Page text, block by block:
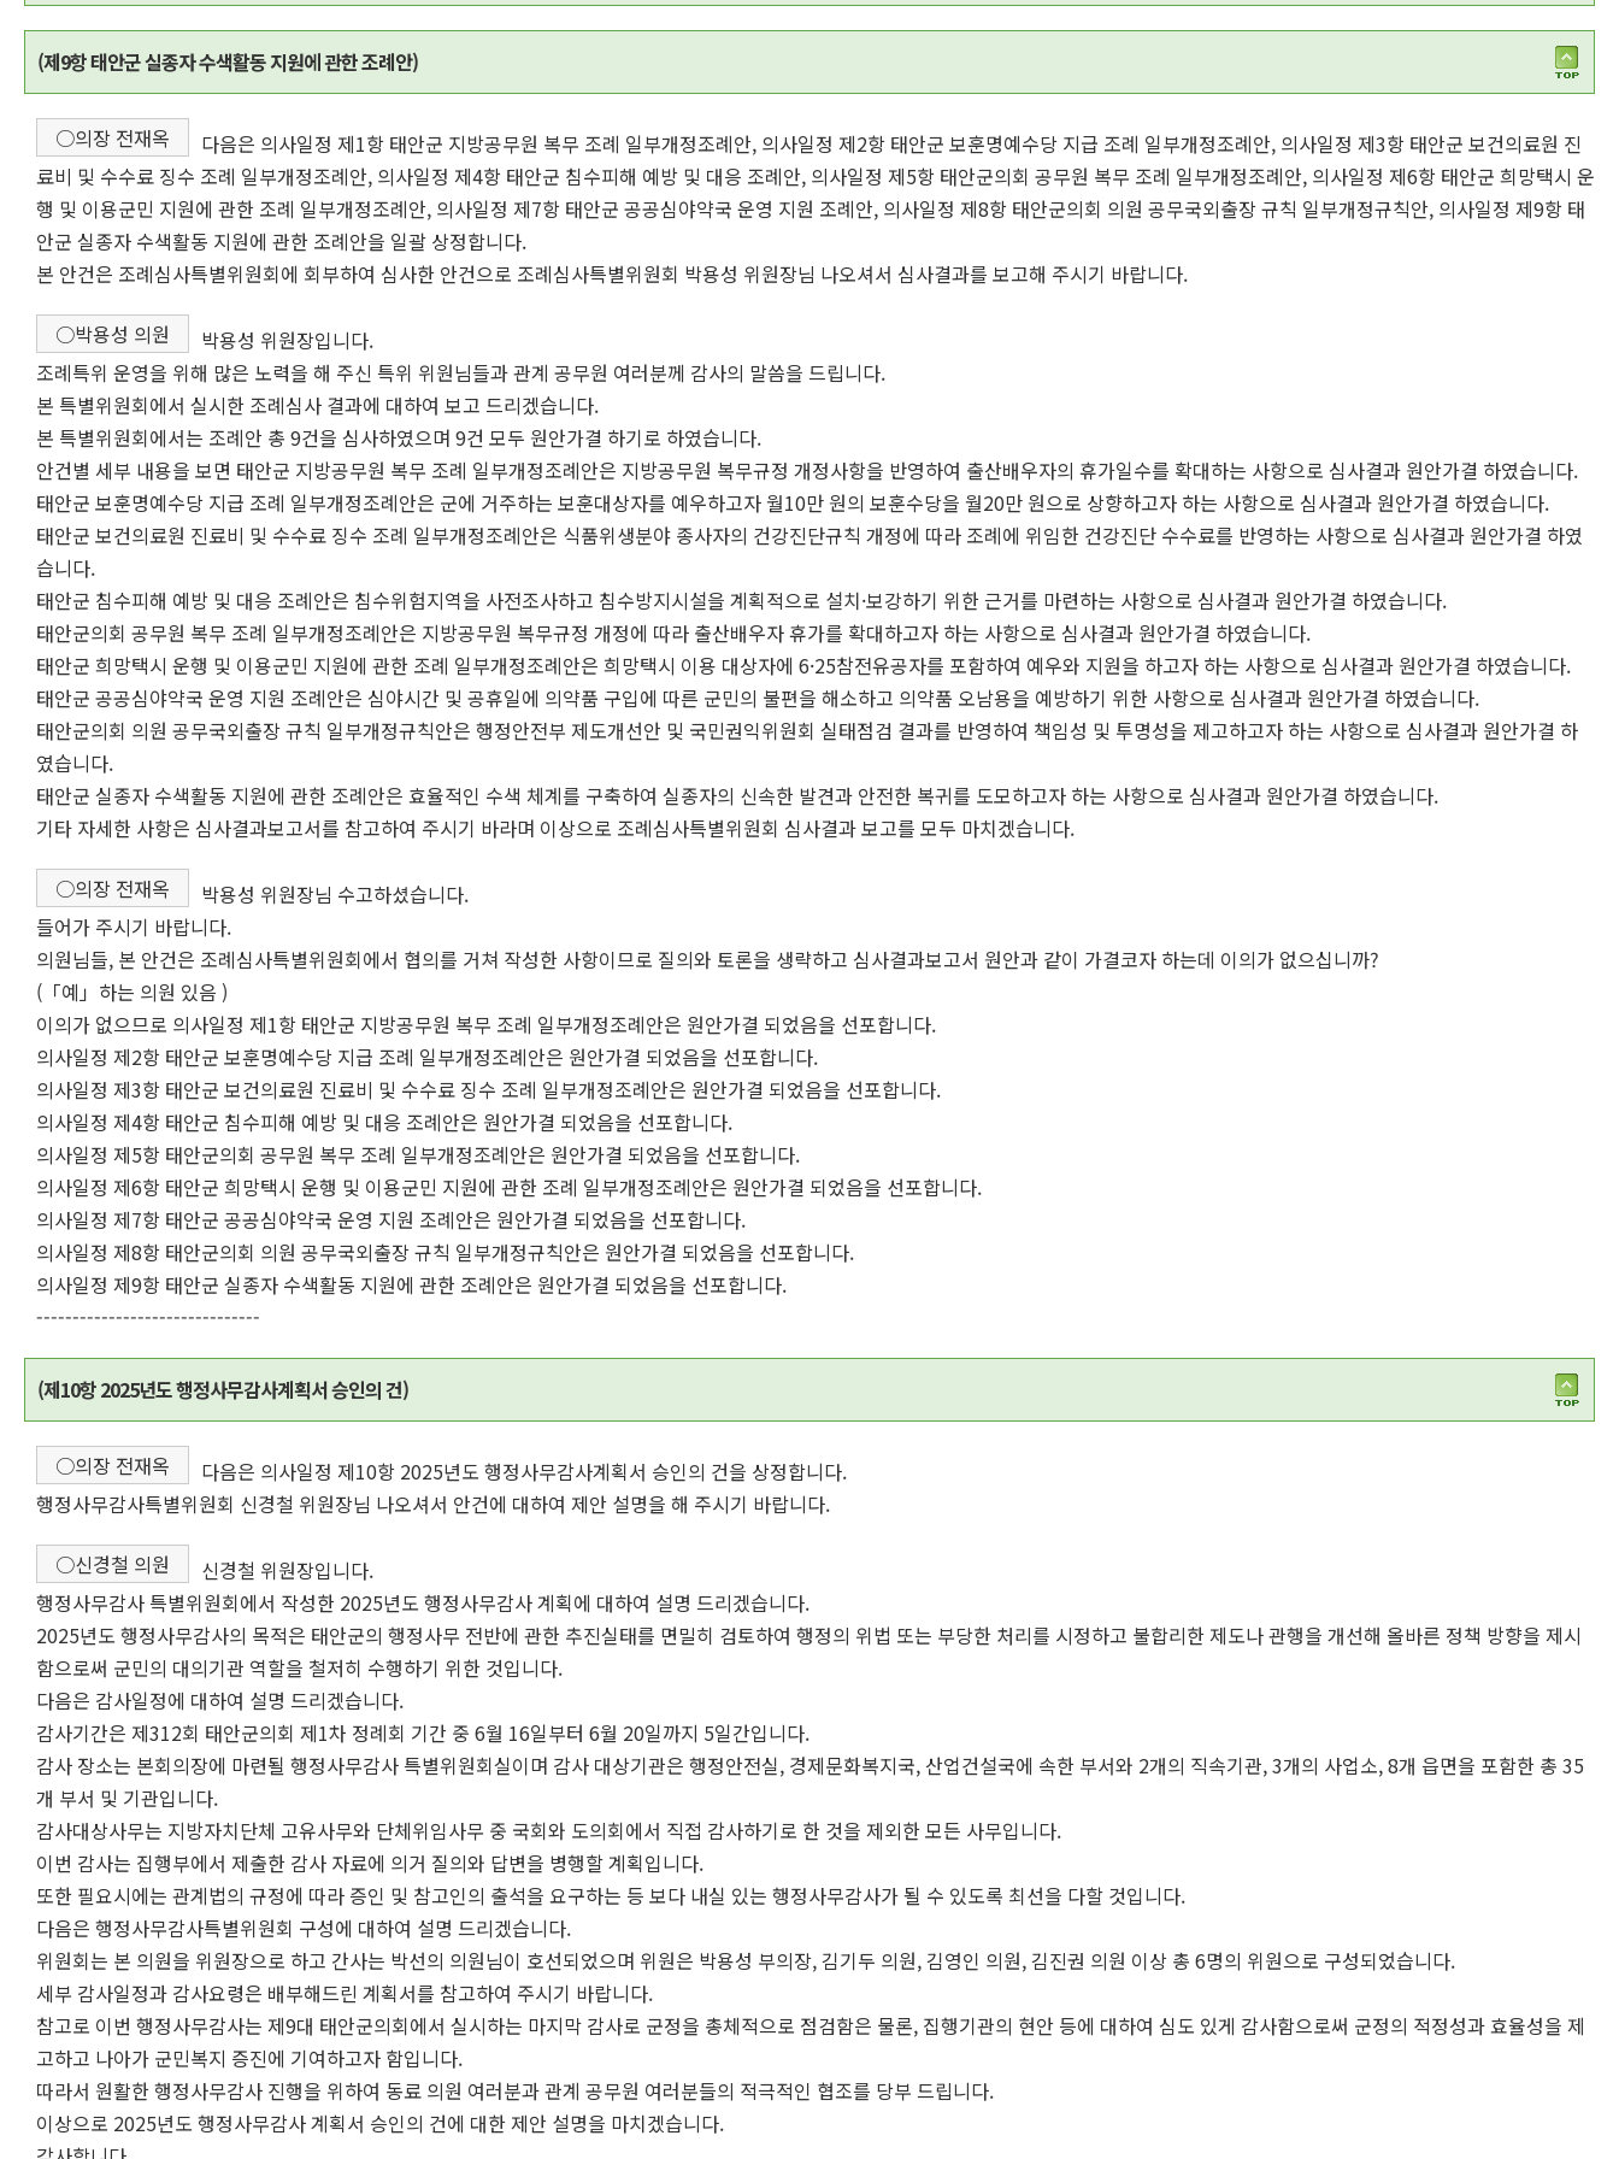
(제9항 태안군 실종자 수색활동 지원에 관한 조례안)
○의장 전재옥
다음은 의사일정 제1항 태안군 지방공무원 복무 조례 일부개정조례안, 의사일정 제2항 태안군 보훈명예수당 지급 조례 일부개정조례안, 의사일정 제3항 태안군 보건의료원 진
료비 및 수수료 징수 조례 일부개정조례안, 의사일정 제4항 태안군 침수피해 예방 및 대응 조례안, 의사일정 제5항 태안군의회 공무원 복무 조례 일부개정조례안, 의사일정 제6항 태안군 희망택시 운
행 및 이용군민 지원에 관한 조례 일부개정조례안, 의사일정 제7항 태안군 공공심야약국 운영 지원 조례안, 의사일정 제8항 태안군의회 의원 공무국외출장 규칙 일부개정규칙안, 의사일정 제9항 태
안군 실종자 수색활동 지원에 관한 조례안을 일괄 상정합니다.
본 안건은 조례심사특별위원회에 회부하여 심사한 안건으로 조례심사특별위원회 박용성 위원장님 나오셔서 심사결과를 보고해 주시기 바랍니다.
○박용성 의원
박용성 위원장입니다.
조례특위 운영을 위해 많은 노력을 해 주신 특위 위원님들과 관계 공무원 여러분께 감사의 말씀을 드립니다.
본 특별위원회에서 실시한 조례심사 결과에 대하여 보고 드리겠습니다.
본 특별위원회에서는 조례안 총 9건을 심사하였으며 9건 모두 원안가결 하기로 하였습니다.
안건별 세부 내용을 보면 태안군 지방공무원 복무 조례 일부개정조례안은 지방공무원 복무규정 개정사항을 반영하여 출산배우자의 휴가일수를 확대하는 사항으로 심사결과 원안가결 하였습니다.
태안군 보훈명예수당 지급 조례 일부개정조례안은 군에 거주하는 보훈대상자를 예우하고자 월10만 원의 보훈수당을 월20만 원으로 상향하고자 하는 사항으로 심사결과 원안가결 하였습니다.
태안군 보건의료원 진료비 및 수수료 징수 조례 일부개정조례안은 식품위생분야 종사자의 건강진단규칙 개정에 따라 조례에 위임한 건강진단 수수료를 반영하는 사항으로 심사결과 원안가결 하였
습니다.
태안군 침수피해 예방 및 대응 조례안은 침수위험지역을 사전조사하고 침수방지시설을 계획적으로 설치·보강하기 위한 근거를 마련하는 사항으로 심사결과 원안가결 하였습니다.
태안군의회 공무원 복무 조례 일부개정조례안은 지방공무원 복무규정 개정에 따라 출산배우자 휴가를 확대하고자 하는 사항으로 심사결과 원안가결 하였습니다.
태안군 희망택시 운행 및 이용군민 지원에 관한 조례 일부개정조례안은 희망택시 이용 대상자에 6·25참전유공자를 포함하여 예우와 지원을 하고자 하는 사항으로 심사결과 원안가결 하였습니다.
태안군 공공심야약국 운영 지원 조례안은 심야시간 및 공휴일에 의약품 구입에 따른 군민의 불편을 해소하고 의약품 오남용을 예방하기 위한 사항으로 심사결과 원안가결 하였습니다.
태안군의회 의원 공무국외출장 규칙 일부개정규칙안은 행정안전부 제도개선안 및 국민권익위원회 실태점검 결과를 반영하여 책임성 및 투명성을 제고하고자 하는 사항으로 심사결과 원안가결 하
였습니다.
태안군 실종자 수색활동 지원에 관한 조례안은 효율적인 수색 체계를 구축하여 실종자의 신속한 발견과 안전한 복귀를 도모하고자 하는 사항으로 심사결과 원안가결 하였습니다.
기타 자세한 사항은 심사결과보고서를 참고하여 주시기 바라며 이상으로 조례심사특별위원회 심사결과 보고를 모두 마치겠습니다.
○의장 전재옥
박용성 위원장님 수고하셨습니다.
들어가 주시기 바랍니다.
의원님들, 본 안건은 조례심사특별위원회에서 협의를 거쳐 작성한 사항이므로 질의와 토론을 생략하고 심사결과보고서 원안과 같이 가결코자 하는데 이의가 없으십니까?
(「예」하는 의원 있음 )
이의가 없으므로 의사일정 제1항 태안군 지방공무원 복무 조례 일부개정조례안은 원안가결 되었음을 선포합니다.
의사일정 제2항 태안군 보훈명예수당 지급 조례 일부개정조례안은 원안가결 되었음을 선포합니다.
의사일정 제3항 태안군 보건의료원 진료비 및 수수료 징수 조례 일부개정조례안은 원안가결 되었음을 선포합니다.
의사일정 제4항 태안군 침수피해 예방 및 대응 조례안은 원안가결 되었음을 선포합니다.
의사일정 제5항 태안군의회 공무원 복무 조례 일부개정조례안은 원안가결 되었음을 선포합니다.
의사일정 제6항 태안군 희망택시 운행 및 이용군민 지원에 관한 조례 일부개정조례안은 원안가결 되었음을 선포합니다.
의사일정 제7항 태안군 공공심야약국 운영 지원 조례안은 원안가결 되었음을 선포합니다.
의사일정 제8항 태안군의회 의원 공무국외출장 규칙 일부개정규칙안은 원안가결 되었음을 선포합니다.
의사일정 제9항 태안군 실종자 수색활동 지원에 관한 조례안은 원안가결 되었음을 선포합니다.
-------------------------------
(제10항 2025년도 행정사무감사계획서 승인의 건)
○의장 전재옥
다음은 의사일정 제10항 2025년도 행정사무감사계획서 승인의 건을 상정합니다.
행정사무감사특별위원회 신경철 위원장님 나오셔서 안건에 대하여 제안 설명을 해 주시기 바랍니다.
○신경철 의원
신경철 위원장입니다.
행정사무감사 특별위원회에서 작성한 2025년도 행정사무감사 계획에 대하여 설명 드리겠습니다.
2025년도 행정사무감사의 목적은 태안군의 행정사무 전반에 관한 추진실태를 면밀히 검토하여 행정의 위법 또는 부당한 처리를 시정하고 불합리한 제도나 관행을 개선해 올바른 정책 방향을 제시
함으로써 군민의 대의기관 역할을 철저히 수행하기 위한 것입니다.
다음은 감사일정에 대하여 설명 드리겠습니다.
감사기간은 제312회 태안군의회 제1차 정례회 기간 중 6월 16일부터 6월 20일까지 5일간입니다.
감사 장소는 본회의장에 마련될 행정사무감사 특별위원회실이며 감사 대상기관은 행정안전실, 경제문화복지국, 산업건설국에 속한 부서와 2개의 직속기관, 3개의 사업소, 8개 읍면을 포함한 총 35
개 부서 및 기관입니다.
감사대상사무는 지방자치단체 고유사무와 단체위임사무 중 국회와 도의회에서 직접 감사하기로 한 것을 제외한 모든 사무입니다.
이번 감사는 집행부에서 제출한 감사 자료에 의거 질의와 답변을 병행할 계획입니다.
또한 필요시에는 관계법의 규정에 따라 증인 및 참고인의 출석을 요구하는 등 보다 내실 있는 행정사무감사가 될 수 있도록 최선을 다할 것입니다.
다음은 행정사무감사특별위원회 구성에 대하여 설명 드리겠습니다.
위원회는 본 의원을 위원장으로 하고 간사는 박선의 의원님이 호선되었으며 위원은 박용성 부의장, 김기두 의원, 김영인 의원, 김진권 의원 이상 총 6명의 위원으로 구성되었습니다.
세부 감사일정과 감사요령은 배부해드린 계획서를 참고하여 주시기 바랍니다.
참고로 이번 행정사무감사는 제9대 태안군의회에서 실시하는 마지막 감사로 군정을 총체적으로 점검함은 물론, 집행기관의 현안 등에 대하여 심도 있게 감사함으로써 군정의 적정성과 효율성을 제
고하고 나아가 군민복지 증진에 기여하고자 함입니다.
따라서 원활한 행정사무감사 진행을 위하여 동료 의원 여러분과 관계 공무원 여러분들의 적극적인 협조를 당부 드립니다.
이상으로 2025년도 행정사무감사 계획서 승인의 건에 대한 제안 설명을 마치겠습니다.